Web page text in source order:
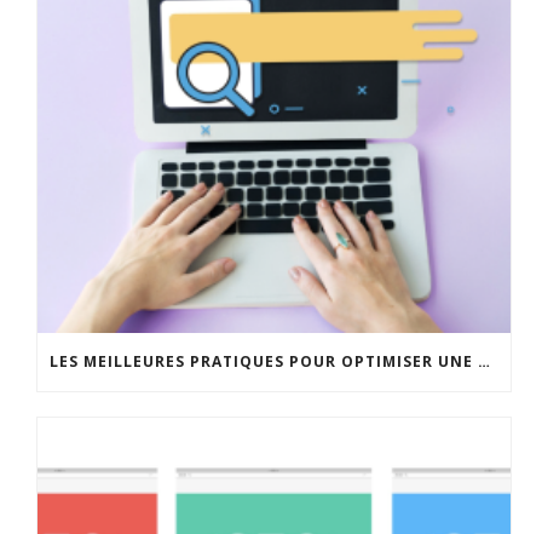
LES MEILLEURES PRATIQUES POUR OPTIMISER UNE META DESCRIPTION